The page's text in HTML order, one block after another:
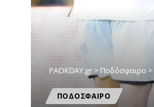
PAOKDAY.gr> Ποδόσφαιρο >
ΠΟΔΟΣΦΑΙΡΟ